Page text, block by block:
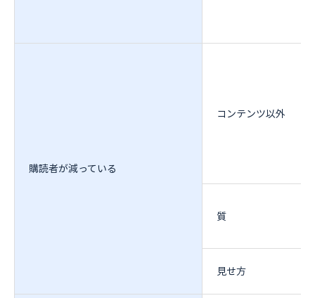
購読者が減っている
コンテンツ以外
質
見せ方